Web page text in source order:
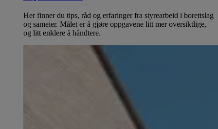
Her finner du tips, råd og erfaringer fra styrearbeid i borettslag
og sameier. Målet er å gjøre oppgavene litt mer oversiktlige,
og litt enklere å håndtere.